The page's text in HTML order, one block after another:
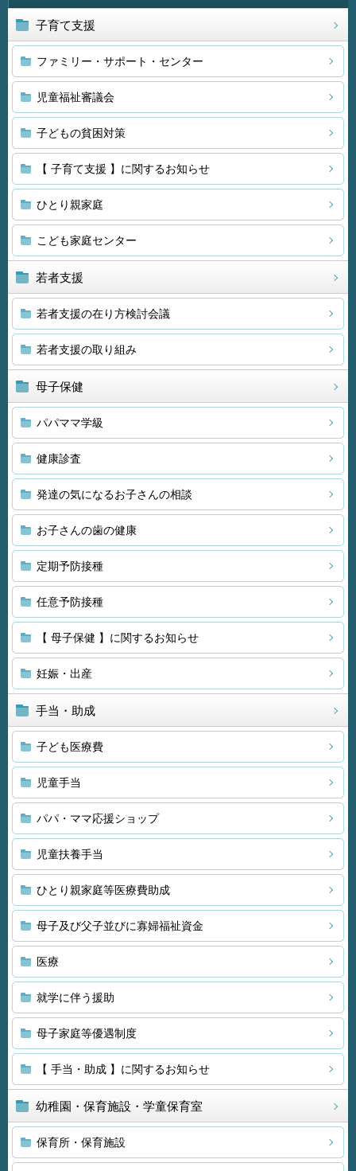
子育て支援
ファミリー・サポート・センター
児童福祉審議会
子どもの貧困対策
【 子育て支援 】に関するお知らせ
ひとり親家庭
こども家庭センター
若者支援
若者支援の在り方検討会議
若者支援の取り組み
母子保健
パパママ学級
健康診査
発達の気になるお子さんの相談
お子さんの歯の健康
定期予防接種
任意予防接種
【 母子保健 】に関するお知らせ
妊娠・出産
手当・助成
子ども医療費
児童手当
パパ・ママ応援ショップ
児童扶養手当
ひとり親家庭等医療費助成
母子及び父子並びに寡婦福祉資金
医療
就学に伴う援助
母子家庭等優遇制度
【 手当・助成 】に関するお知らせ
幼稚園・保育施設・学童保育室
保育所・保育施設